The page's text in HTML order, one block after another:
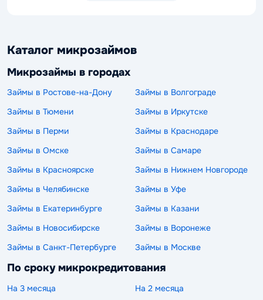
Каталог микрозаймов
Микрозаймы в городах
Займы в Ростове-на-Дону
Займы в Волгограде
Займы в Тюмени
Займы в Иркутске
Займы в Перми
Займы в Краснодаре
Займы в Омске
Займы в Самаре
Займы в Красноярске
Займы в Нижнем Новгороде
Займы в Челябинске
Займы в Уфе
Займы в Екатеринбурге
Займы в Казани
Займы в Новосибирске
Займы в Воронеже
Займы в Санкт-Петербурге
Займы в Москве
По сроку микрокредитования
На 3 месяца
На 2 месяца